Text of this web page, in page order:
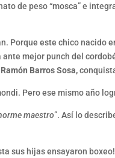
de peso “mosca” e
Porque este chico nacido
mejor punch del
Ramón Barros Sosa,
Pero ese mismo año
maestro”. Así lo
sus hijas ensayaron